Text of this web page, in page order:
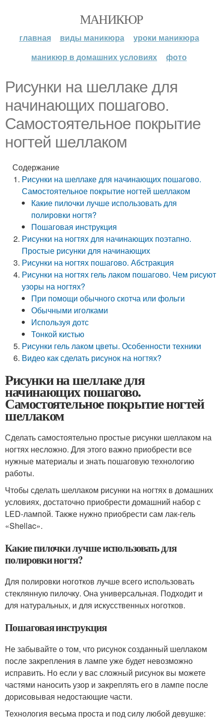
МАНИКЮР
главная виды маникюра
уроки маникюра
маникюр в домашних условиях
фото
Рисунки на шеллаке для
начинающих пошагово.
Самостоятельное покрытие
ногтей шеллаком
Содержание
Рисунки на шеллаке для начинающих пошагово.
Самостоятельное покрытие ногтей шеллаком
Какие пилочки лучше использовать для
полировки ногтя?
Пошаговая инструкция
Рисунки на ногтях для начинающих поэтапно.
Простые рисунки для начинающих
Рисунки на ногтях пошагово. Абстракция
Рисунки на ногтях гель лаком пошагово. Чем рисуют
узоры на ногтях?
При помощи обычного скотча или фольги
Обычными иголками
Используя дотс
Тонкой кистью
Рисунки гель лаком цветы. Особенности техники
Видео как сделать рисунок на ногтях?
Рисунки на шеллаке для
начинающих пошагово.
Самостоятельное покрытие ногтей
шеллаком
Сделать самостоятельно простые рисунки шеллаком на
ногтях несложно. Для этого важно приобрести все
нужные материалы и знать пошаговую технологию
работы.
Чтобы сделать шеллаком рисунки на ногтях в домашних
условиях, достаточно приобрести домашний набор с
LED-лампой. Также нужно приобрести сам лак-гель
«Shellac».
Какие пилочки лучше использовать для
полировки ногтя?
Для полировки ноготков лучше всего использовать
стеклянную пилочку. Она универсальная. Подходит и
для натуральных, и для искусственных ноготков.
Пошаговая инструкция
Не забывайте о том, что рисунок созданный шеллаком
после закрепления в лампе уже будет невозможно
исправить. Но если у вас сложный рисунок вы можете
частями наносить узор и закреплять его в лампе после
дорисовывая недостающие части.
Технология весьма проста и под силу любой девушке: